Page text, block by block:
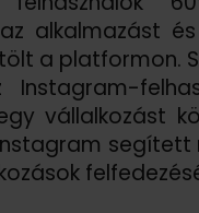
alkalmazást
a platformon.
Instagram-
vállalkozást
segített